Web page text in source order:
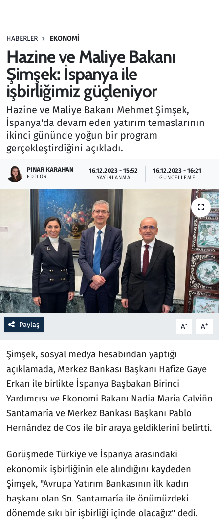
HABERLER EKONOMI
Hazine ve Maliye Bakanı
Şimşek: İspanya ile
işbirliğimiz güçleniyor
Hazine ve Maliye Bakanı Mehmet Şimşek,
İspanya'da devam eden yatırım temaslarının
ikinci gününde yoğun bir program
gerçekleştirdiğini açıkladı.
PINAR KARAHAN
EDITÖR
16.12.2023 - 15:52
YAYINLANMA
16.12.2023 - 16:21
GÜNCELLEME
Paylaş A- A+
Şimşek, sosyal medya hesabından yaptığı
açıklamada, Merkez Bankası Başkanı Hafize Gaye
Erkan ile birlikte İspanya Başbakan Birinci
Yardımcısı ve Ekonomi Bakanı Nadia Maria Calviño
Santamaría ve Merkez Bankası Başkanı Pablo
Hernández de Cos ile bir araya geldiklerini belirtti.
Görüşmede Türkiye ve İspanya arasındaki
ekonomik işbirliğinin ele alındığını kaydeden
Şimşek, "Avrupa Yatırım Bankasının ilk kadın
başkanı olan Sn. Santamaría ile önümüzdeki
dönemde sıkı bir işbirliği içinde olacağız" dedi.
Haber
Kültür Sanat
Kurumsal Haberler
Lezzet Durağı
Memur ve Kamu
Otomobil
Oyun
Ramazan
Resmi İlanlar
Rüya Tabirleri
Sağlık
Savunma Sanayi
Spor
Teknoloji ve Bilim
Televizyon